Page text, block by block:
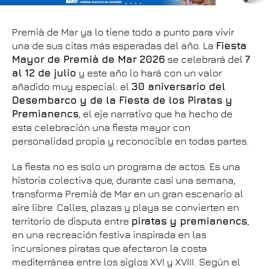
Premià de Mar ya lo tiene todo a punto para vivir
una de sus citas más esperadas del año. La Fiesta
Mayor de Premià de Mar 2026 se celebrará del 7
al 12 de julio y este año lo hará con un valor
añadido muy especial: el 30 aniversario del
Desembarco y de la Fiesta de los Piratas y
Premianencs, el eje narrativo que ha hecho de
esta celebración una fiesta mayor con
personalidad propia y reconocible en todas partes.
La fiesta no es solo un programa de actos. Es una
historia colectiva que, durante casi una semana,
transforma Premià de Mar en un gran escenario al
aire libre. Calles, plazas y playa se convierten en
territorio de disputa entre piratas y premianencs,
en una recreación festiva inspirada en las
incursiones piratas que afectaron la costa
mediterránea entre los siglos XVI y XVIII. Según el